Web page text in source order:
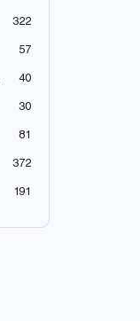
322
57
40
30
81
372
191